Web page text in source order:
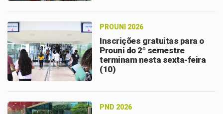
PROUNI 2026
Inscrições gratuitas para o
Prouni do 2º semestre
terminam nesta sexta-feira
(10)
PND 2026